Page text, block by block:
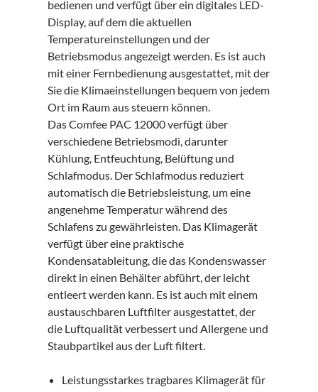
bedienen und verfügt über ein digitales LED-
Display, auf dem die aktuellen
Temperatureinstellungen und der
Betriebsmodus angezeigt werden. Es ist auch
mit einer Fernbedienung ausgestattet, mit der
Sie die Klimaeinstellungen bequem von jedem
Ort im Raum aus steuern können.
Das Comfee PAC 12000 verfügt über
verschiedene Betriebsmodi, darunter
Kühlung, Entfeuchtung, Belüftung und
Schlafmodus. Der Schlafmodus reduziert
automatisch die Betriebsleistung, um eine
angenehme Temperatur während des
Schlafens zu gewährleisten. Das Klimagerät
verfügt über eine praktische
Kondensatableitung, die das Kondenswasser
direkt in einen Behälter abführt, der leicht
entleert werden kann. Es ist auch mit einem
austauschbaren Luftfilter ausgestattet, der
die Luftqualität verbessert und Allergene und
Staubpartikel aus der Luft filtert.
Leistungsstarkes tragbares Klimagerät für